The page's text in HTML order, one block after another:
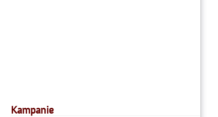
Kampanie